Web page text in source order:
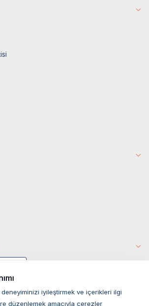
iyileştirmek ve içerikleri ilgi
düzenlemek amacıyla çerezler